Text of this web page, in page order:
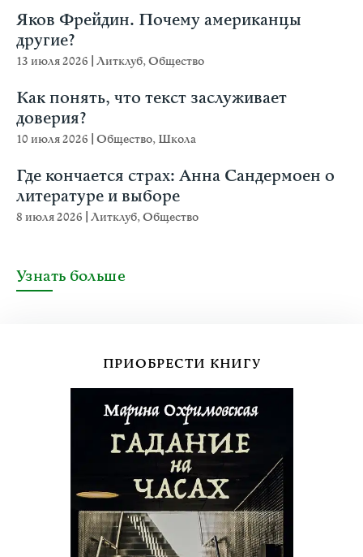
Яков Фрейдин. Почему американцы
другие?
13 июля 2026 Литклуб,Общество
Как понять, что текст заслуживает
доверия?
10 июля 2026 Общество, Школа
Где кончается страх: Анна Сандермоен о
литературе и выборе
8 июля 2026 Литклуб,Общество
Узнать больше
ПРИОБРЕСТИ КНИГУ